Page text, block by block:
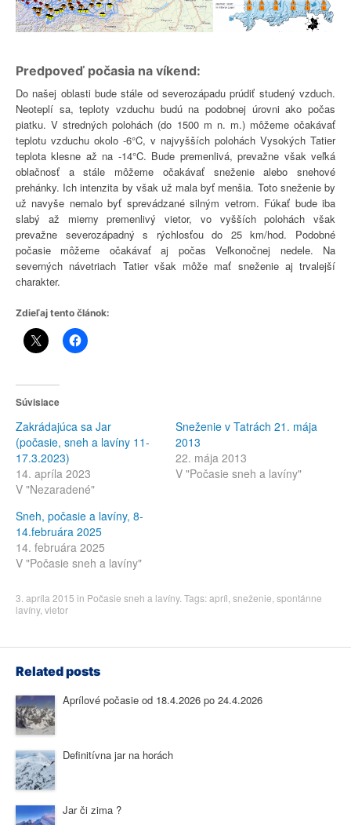
Predpoveď počasia na víkend:
Do našej oblasti bude stále od severozápadu prúdiť studený vzduch.
Neoteplí sa, teploty vzduchu budú na podobnej úrovni ako počas
piatku. V stredných polohách (do 1500 m n. m.) môžeme očakávať
teplotu vzduchu okolo -6°C, v najvyšších polohách Vysokých Tatier
teplota klesne až na -14°C. Bude premenlivá, prevažne však veľká
oblačnosť a stále môžeme očakávať sneženie alebo snehové
prehánky. Ich intenzita by však už mala byť menšia. Toto sneženie by
už navyše nemalo byť sprevádzané silným vetrom. Fúkať bude iba
slabý až mierny premenlivý vietor, vo vyšších polohách však
prevažne severozápadný s rýchlosťou do 25 km/hod. Podobné
počasie môžeme očakávať aj počas Veľkonočnej nedele. Na
severných návetriach Tatier však môže mať sneženie aj trvalejší
charakter.
Zdieľaj tento článok:
Súvisiace
Zakrádajúca sa Jar
(počasie, sneh a lavíny 11-
17.3.2023)
14. apríla 2023
V "Nezaradené"
Sneženie v Tatrách 21. mája
2013
22. mája 2013
V "Počasie sneh a lavíny"
Sneh, počasie a lavíny, 8-
14.februára 2025
14. februára 2025
V "Počasie sneh a lavíny"
3. apríla 2015 in Počasie sneh a lavíny. Tags:apríl sneženie spontánne
lavíny, vietor
Related posts
Aprílové počasie od 18.4.2026 po 24.4.2026
Definitívna jar na horách
Jar či zima ?